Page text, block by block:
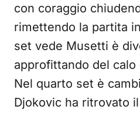
con coraggio
rimettendo la partita
set vede Musetti è
approfittando del
Nel quarto set è
Djokovic ha ritrovato